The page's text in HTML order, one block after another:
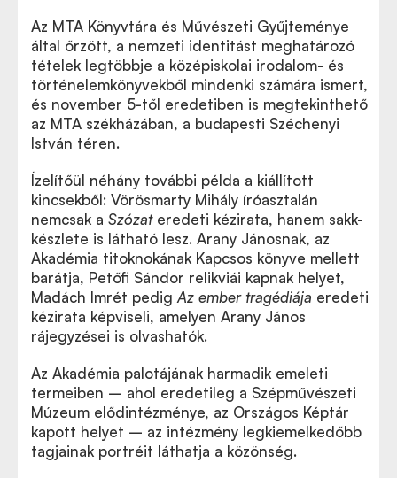
Az MTA Könyvtára és Művészeti Gyűjteménye
által őrzött, a nemzeti identitást meghatározó
tételek legtöbbje a középiskolai irodalom- és
történelemkönyvekből mindenki számára ismert,
és november 5-től eredetiben is megtekinthető
az MTA székházában, a budapesti Széchenyi
István téren.
Ízelítőül néhány további példa a kiállított
kincsekből: Vörösmarty Mihály íróasztalán
nemcsak a Szózateredeti kézirata, hanem sakk-
készlete is látható lesz. Arany Jánosnak, az
Akadémia titoknokának Kapcsos könyve mellett
barátja, Petőfi Sándor relikviái kapnak helyet,
Madách Imrét pedig Az ember tragédiája eredeti
kézirata képviseli, amelyen Arany János
rájegyzései is olvashatók.
Az Akadémia palotájának harmadik emeleti
termeiben – ahol eredetileg a Szépművészeti
Múzeum elődintézménye, az Országos Képtár
kapott helyet – az intézmény legkiemelkedőbb
tagjainak portréit láthatja a közönség.